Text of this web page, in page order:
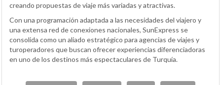
creando propuestas de viaje más variadas y atractivas.
Con una programación adaptada a las necesidades del viajero y
una extensa red de conexiones nacionales, SunExpress se
consolida como un aliado estratégico para agencias de viajes y
turoperadores que buscan ofrecer experiencias diferenciadoras
en uno de los destinos más espectaculares de Turquía.